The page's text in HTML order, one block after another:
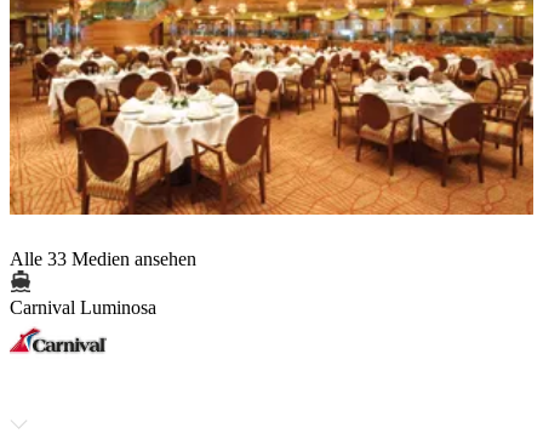
Alle 33 Medien ansehen
Carnival Luminosa